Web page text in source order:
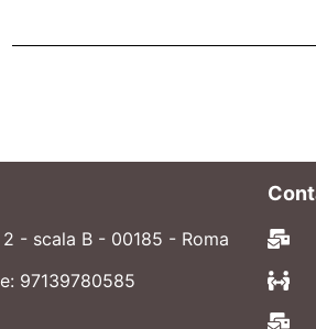
- scala B - 00185 - Roma
97139780585